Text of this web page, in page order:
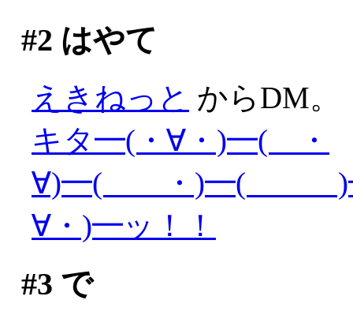
#2 はやて
えきねっと からDM。
キタ━(・∀・)━( ・
∀)━( ・)━(
∀・)━ッ！！
#3 で